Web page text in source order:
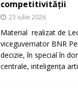
competitivității
23 iulie 2026
Material realizat de
viceguvernator BNR
decizie, în special în
centrale, inteligența